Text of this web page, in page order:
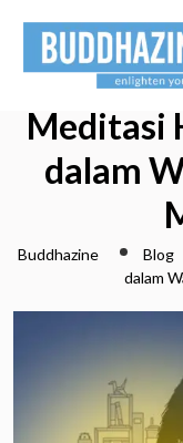
Meditasi
dalam
Buddhazine Blog
dalam